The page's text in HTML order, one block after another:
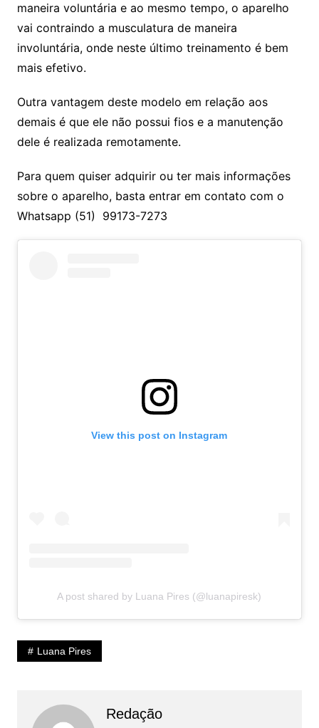
maneira voluntária e ao mesmo tempo, o aparelho
vai contraindo a musculatura de maneira
involuntária, onde neste último treinamento é bem
mais efetivo.
Outra vantagem deste modelo em relação aos
demais é que ele não possui fios e a manutenção
dele é realizada remotamente.
Para quem quiser adquirir ou ter mais informações
sobre o aparelho, basta entrar em contato com o
Whatsapp (51) 99173-7273
View this post on Instagram
A post shared by Luana Pires (@luanapiresk)
Luana Pires
Redação